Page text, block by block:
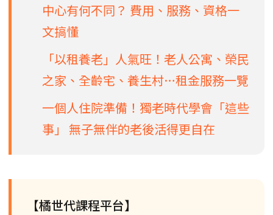
中心有何不同？ 費用、服務、資格一
文搞懂
「以租養老」人氣旺！老人公寓、榮民
之家、全齡宅、養生村…租金服務一覽
一個人住院準備！獨老時代學會「這些
事」 無子無伴的老後活得更自在
【橘世代課程平台】